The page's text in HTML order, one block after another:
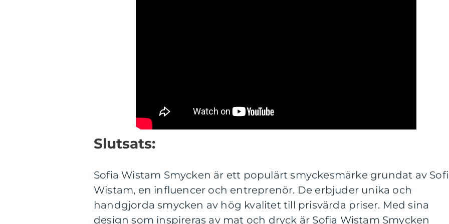
Slutsats:
Sofia Wistam Smycken är ett populärt smyckesmärke grundat av
Wistam, en influencer och entreprenör. De erbjuder unika och
handgjorda smycken av hög kvalitet till prisvärda priser. Med sina
design som inspireras av mat och dryck är Sofia Wistam Smycken